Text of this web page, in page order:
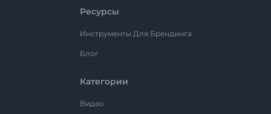
Ресурсы
Инструменты Для Брендинга
Блог
Категории
Видео